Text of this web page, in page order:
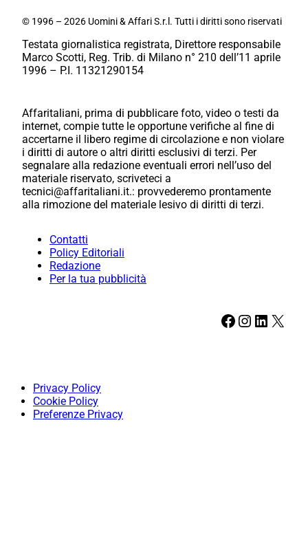
© 1996 – 2026 Uomini & Affari S.r.l. Tutti i diritti sono riservati
Testata giornalistica registrata, Direttore responsabile
Marco Scotti, Reg. Trib. di Milano n° 210 dell’11 aprile
1996 – P.I. 11321290154
Affaritaliani, prima di pubblicare foto, video o testi da
internet, compie tutte le opportune verifiche al fine di
accertarne il libero regime di circolazione e non violare
i diritti di autore o altri diritti esclusivi di terzi. Per
segnalare alla redazione eventuali errori nell’uso del
materiale riservato, scriveteci a
tecnici@affaritaliani.it.: provvederemo prontamente
alla rimozione del materiale lesivo di diritti di terzi.
Contatti
Policy Editoriali
Redazione
Per la tua pubblicità
Facebook Instagram LinkedIn X
Privacy Policy
Cookie Policy
Preferenze Privacy